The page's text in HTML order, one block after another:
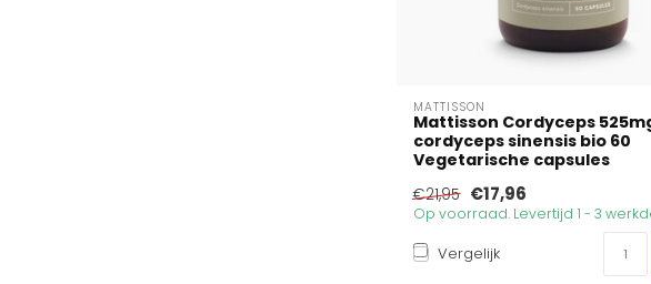
MATTISSON
Mattisson Cordyceps
cordyceps sinensis bio 60
Vegetarische capsules
€21,95 €17,96
Op voorraad. Levertijd 1 - 3
Vergelijk